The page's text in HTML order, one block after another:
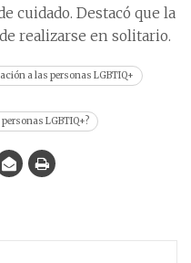
cuidado. Destacó que la
realizarse en solitario.
a las personas LGBTIQ+
LGBTIQ+?